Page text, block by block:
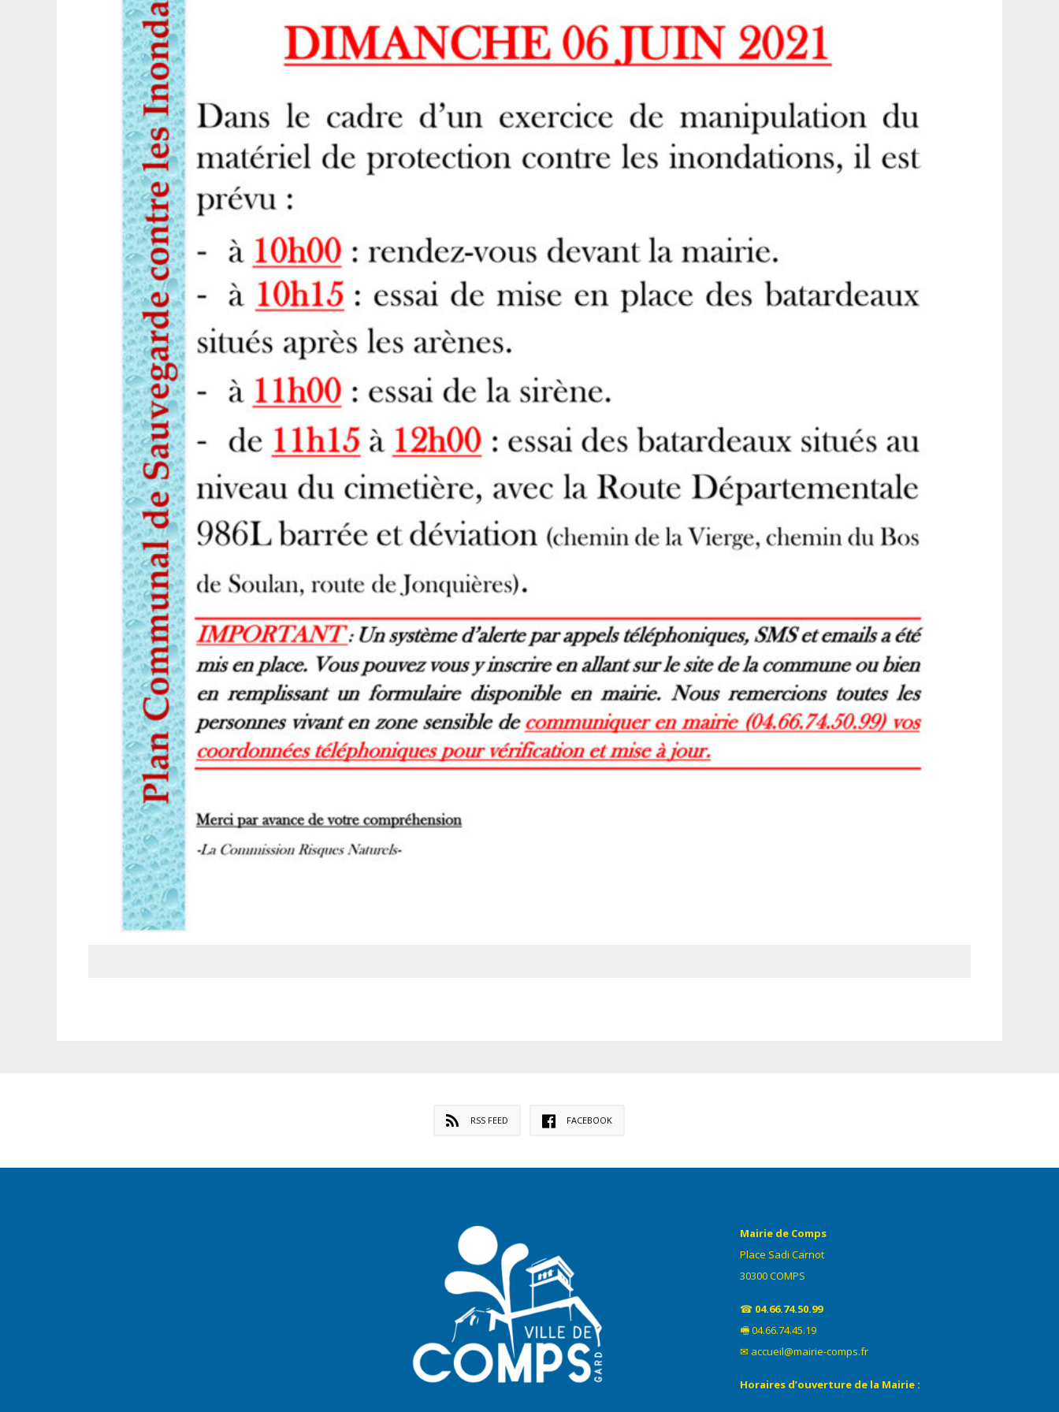
RSS FEED FACEBOOK
Mairie de Comps
Place Sadi Carnot
30300 COMPS
☎ 04.66.74.50.99
🖷 04.66.74.45.19
✉ accueil@mairie-comps.fr
Horaires d’ouverture de la Mairie :